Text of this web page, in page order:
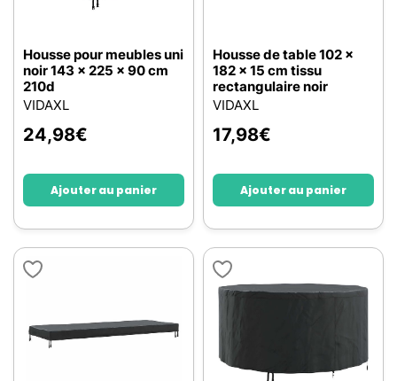
Housse pour meubles uni
noir 143 x 225 x 90 cm
210d
VIDAXL
24,98€
Ajouter au panier
Housse de table 102 x
182 x 15 cm tissu
rectangulaire noir
VIDAXL
17,98€
Ajouter au panier